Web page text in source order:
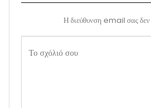
Η διεύθυνση email σας δεν